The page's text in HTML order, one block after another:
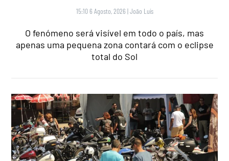
15:10 6 Agosto, 2026 |João Luís
O fenómeno será visível em todo o país, mas
apenas uma pequena zona contará com o eclipse
total do Sol